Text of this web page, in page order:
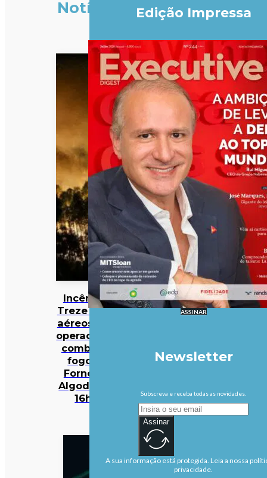
Notícias
Incêndios:
Treze meios
aéreos e 301
operacionais
combatem
fogo em
Fornos de
Algodres às
16h50
Edição Impressa
ASSINAR
Newsletter
Subscreva e receba todas as novidades.
Assinar
A sua informação está protegida. Leia a nossa
privacidade.